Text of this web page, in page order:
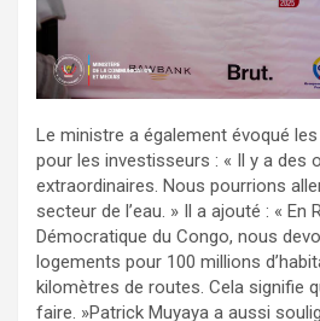
Le ministre a également évoqué
pour les investisseurs : « Il y a des
extraordinaires. Nous pourrions
secteur de l’eau. » Il a ajouté : « En
Démocratique du Congo, nous
logements pour 100 millions
kilomètres de routes. Cela signifie
faire. »Patrick Muyaya a aussi